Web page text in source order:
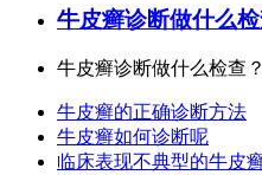
牛皮癣诊断做什么
牛皮癣诊断做什么检查
牛皮癣的正确诊断方法
牛皮癣如何诊断呢
临床表现不典型的牛皮